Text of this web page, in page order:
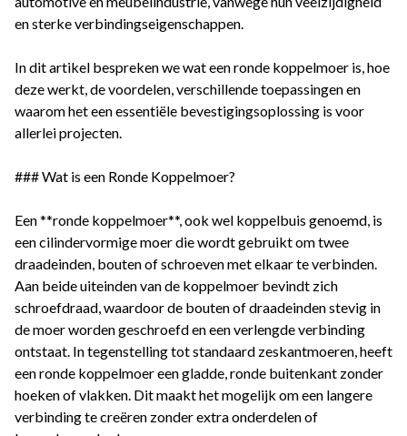
en sterke verbindingseigenschappen.
In dit artikel bespreken we wat een ronde koppelmoer is, hoe
deze werkt, de voordelen, verschillende toepassingen en
waarom het een essentiële bevestigingsoplossing is voor
allerlei projecten.
### Wat is een Ronde Koppelmoer?
Een **ronde koppelmoer**, ook wel koppelbuis genoemd, is
een cilindervormige moer die wordt gebruikt om twee
draadeinden, bouten of schroeven met elkaar te verbinden.
Aan beide uiteinden van de koppelmoer bevindt zich
schroefdraad, waardoor de bouten of draadeinden stevig in
de moer worden geschroefd en een verlengde verbinding
ontstaat. In tegenstelling tot standaard zeskantmoeren, heeft
een ronde koppelmoer een gladde, ronde buitenkant zonder
hoeken of vlakken. Dit maakt het mogelijk om een langere
verbinding te creëren zonder extra onderdelen of